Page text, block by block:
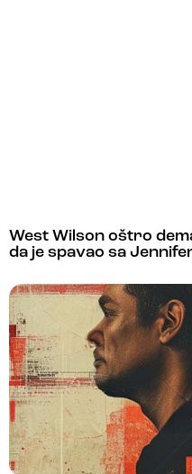
West Wilson oštro
da je spavao sa